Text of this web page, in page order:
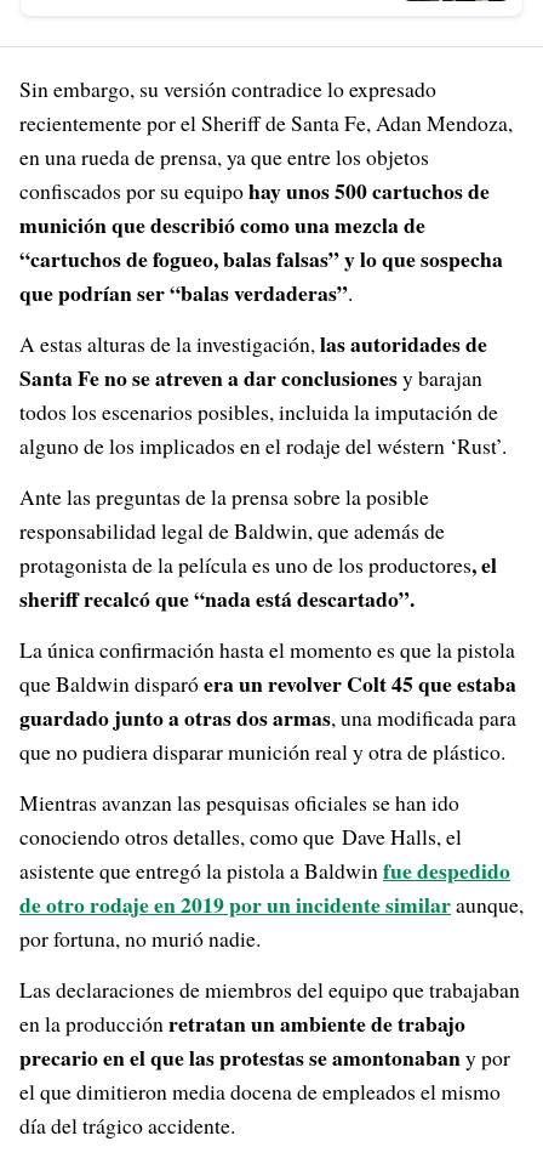
Sin embargo, su versión contradice lo expresado
recientemente por el Sheriff de Santa Fe, Adan Mendoza,
en una rueda de prensa, ya que entre los objetos
confiscados por su equipohay unos 500 cartuchos de
munición que describió como una mezcla de
“cartuchos de fogueo, balas falsas” y lo que sospecha
que podrían ser “balas verdaderas”.
A estas alturas de la investigación,las autoridades de
Santa Fe no se atreven a dar conclusionesy barajan
todos los escenarios posibles, incluida la imputación de
alguno de los implicados en el rodaje del wéstern ‘Rust’.
Ante las preguntas de la prensa sobre la posible
responsabilidad legal de Baldwin, que además de
protagonista de la película es uno de los productores, el
sheriff recalcó que “nada está descartado”.
La única confirmación hasta el momento es que la pistola
que Baldwin disparóera un revolver Colt 45 que estaba
guardado junto a otras dos armas, una modificada para
que no pudiera disparar munición real y otra de plástico.
Mientras avanzan las pesquisas oficiales se han ido
conociendo otros detalles, como que Dave Halls, el
asistente que entregó la pistola a Baldwinfue despedido
de otro rodaje en 2019 por un incidente similaraunque,
por fortuna, no murió nadie.
Las declaraciones de miembros del equipo que trabajaban
en la producciónretratan un ambiente de trabajo
precario en el que las protestas se amontonabany por
el que dimitieron media docena de empleados el mismo
día del trágico accidente.